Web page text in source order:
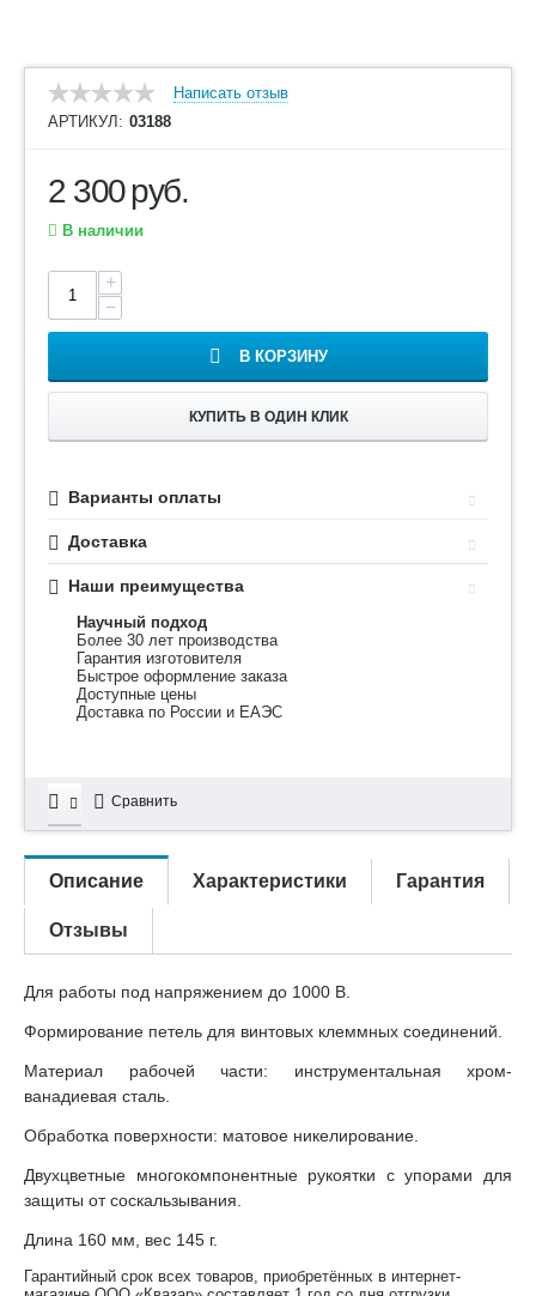
Написать отзыв
АРТИКУЛ: 03188
2 300руб.
В наличии
+
−
В КОРЗИНУ
КУПИТЬ В ОДИН КЛИК
Варианты оплаты
Доставка
Наши преимущества
Научный подход
Более 30 лет производства
Гарантия изготовителя
Быстрое оформление заказа
Доступные цены
Доставка по России и ЕАЭС
Сравнить
Описание Характеристики Гарантия
Отзывы
Для работы под напряжением до 1000 В.
Формирование петель для винтовых клеммных соединений.
Материал рабочей части: инструментальная хром-
ванадиевая сталь.
Обработка поверхности: матовое никелирование.
Двухцветные многокомпонентные рукоятки с упорами для
защиты от соскальзывания.
Длина 160 мм, вес 145 г.
Гарантийный срок всех товаров, приобретённых в интернет-